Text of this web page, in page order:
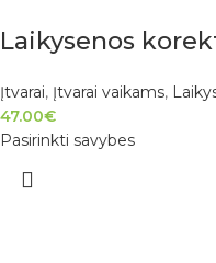
Laikysenos
Įtvarai, Įtvarai vaikams,
47.00€
Pasirinkti savybes